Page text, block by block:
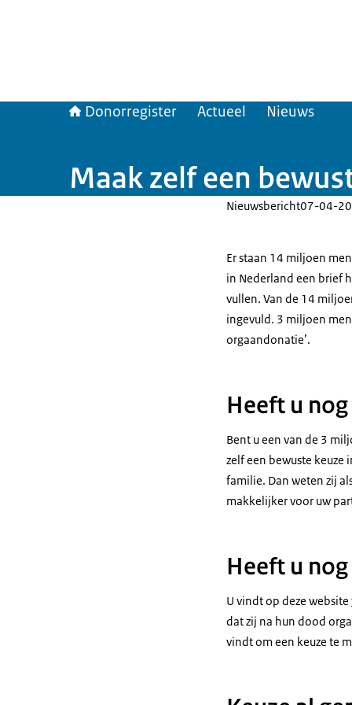
Donorregister Actueel Nieuws
Maak zelf een
Nieuwsbericht07-04-
Er staan 14 miljoen
in Nederland een brief
vullen. Van de 14
ingevuld. 3 miljoen
orgaandonatie’.
Heeft u
Bent u een van de 3
zelf een bewuste keuze
familie. Dan weten zij
makkelijker voor uw
Heeft u
U vindt op deze website
dat zij na hun dood
vindt om een keuze te